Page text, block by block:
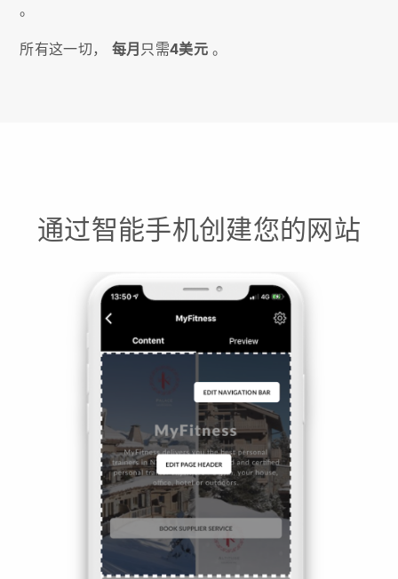
。
所有这一切， 每月 只需4美元。
通过智能手机创建您的网站